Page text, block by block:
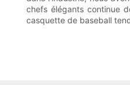
chefs élégants continue
casquette de baseball